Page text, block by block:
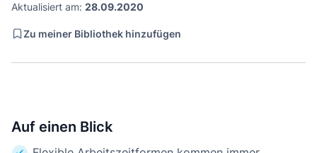
Aktualisiert am: 28.09.2020
Zu meiner Bibliothek hinzufügen
Auf einen Blick